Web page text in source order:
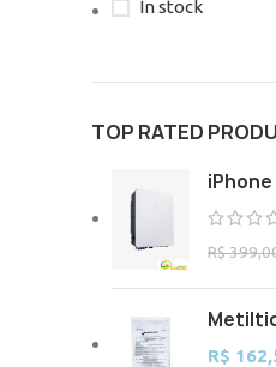
In stock
TOP RATED
R$
R$